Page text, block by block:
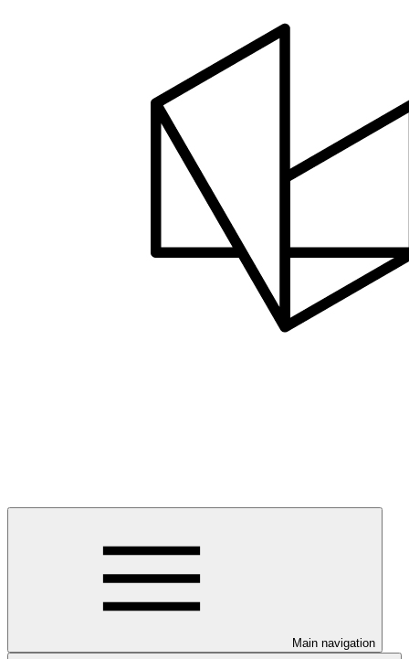
Main navigation